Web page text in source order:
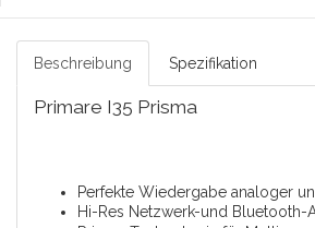
Beschreibung Spezifikation
Primare I35 Prisma
Perfekte Wiedergabe analoger
Hi-Res Netzwerk-und Bluetooth-